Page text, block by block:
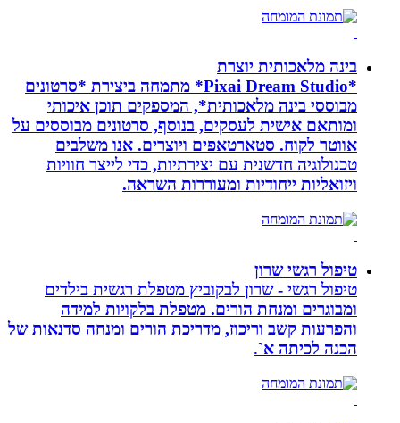
בינה מלאכותית יוצרת
*Pixai Dream Studio* מתמחה ביצירת *סרטונים
מבוססי בינה מלאכותית*, המספקים תוכן איכותי
ומותאם אישית לעסקים, בנוסף, סרטונים מבוססים על
אווטר לקוח. סטארטאפים ויוצרים. אנו משלבים
טכנולוגיה חדשנית עם יצירתיות, כדי לייצר חוויות
ויזואליות ייחודיות ומעוררות השראה.
טיפול רגשי שרון
טיפול רגשי - שרון לבקוביץ מטפלת רגשית בילדים
ומבוגרים ומנחת הורים. מטפלת בלקויות למידה
והפרעות קשב וריכוז, מדריכת הורים ומנחה סדנאות של
הכנה לכיתה א`.